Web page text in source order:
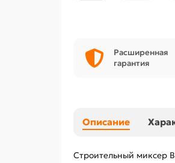
Расширенная
гарантия
Описание
Строительный миксер